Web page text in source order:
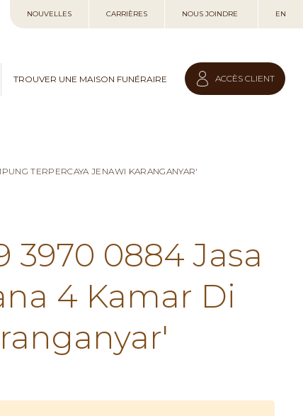
au
NOUVELLES CARRIÈRES NOUS JOINDRE EN
TROUVER UNE MAISON FUNÉRAIRE ACCÈS CLIENT
TERPERCAYA JENAWI KARANGANYAR'
3970 0884 Jasa
4 Kamar Di